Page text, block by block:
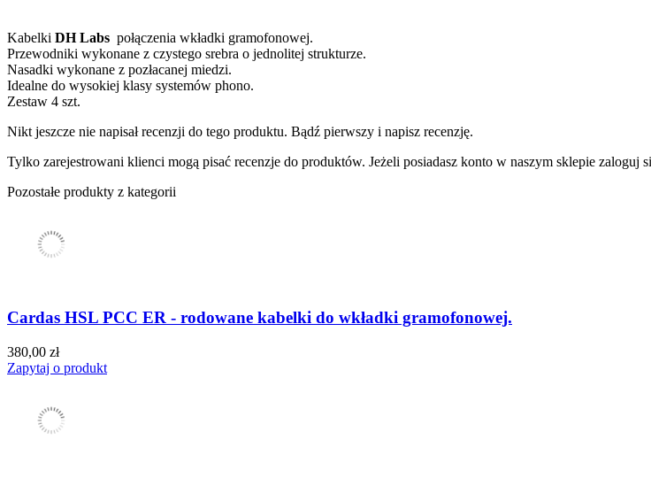
Kabelki DH Labs połączenia wkładki gramofonowej.
Przewodniki wykonane z czystego srebra o jednolitej strukturze.
Nasadki wykonane z pozłacanej miedzi.
Idealne do wysokiej klasy systemów phono.
Zestaw 4 szt.
Nikt jeszcze nie napisał recenzji do tego produktu. Bądź pierwszy i napisz recenzję.
Tylko zarejestrowani klienci mogą pisać recenzje do produktów. Jeżeli posiadasz konto w naszym sklepie zaloguj
Pozostałe produkty z kategorii
Cardas HSL PCC ER - rodowane kabelki do wkładki gramofonowej.
380,00 zł
Zapytaj o produkt